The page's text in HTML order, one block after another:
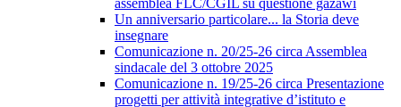
assemblea FLC/CGIL su questione gazawi
Un anniversario particolare... la Storia deve
insegnare
Comunicazione n. 20/25-26 circa Assemblea
sindacale del 3 ottobre 2025
Comunicazione n. 19/25-26 circa Presentazione
progetti per attività integrative d’istituto e